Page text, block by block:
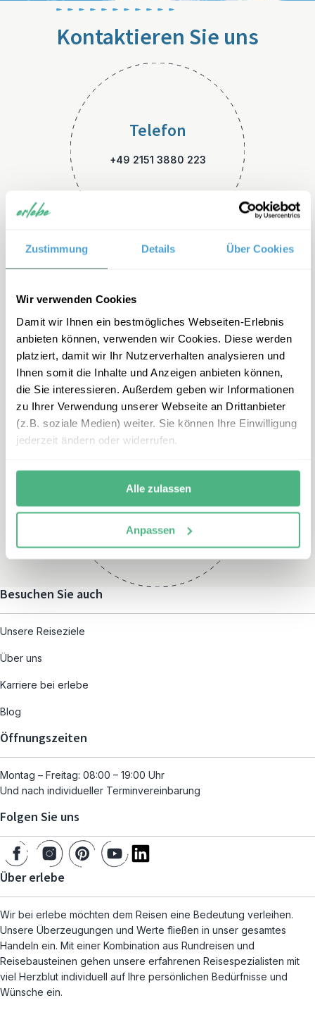
Zustimmung Details Über Cookies
Wir verwenden Cookies
Damit wir Ihnen ein bestmögliches Webseiten-Erlebnis
anbieten können, verwenden wir Cookies. Diese werden
platziert, damit wir Ihr Nutzerverhalten analysieren und
Ihnen somit die Inhalte und Anzeigen anbieten können,
die Sie interessieren. Außerdem geben wir Informationen
zu Ihrer Verwendung unserer Webseite an Drittanbieter
(z.B. soziale Medien) weiter. Sie können Ihre Einwilligung
jederzeit ändern oder widerrufen.
Alle zulassen
Anpassen
Kontaktieren Sie uns
Telefon
+49 2151 3880 223
E-Mail
usa-familienreisen@erlebe.d
e
Montag – Freitag:
und nach individueller
Terminvereinbarung
Besuchen Sie auch
Unsere Reiseziele
Über uns
Karriere bei erlebe
Blog
Öffnungszeiten
Montag – Freitag: 08:00 – 19:00 Uhr
Und nach individueller Terminvereinbarung
Folgen Sie uns
Über erlebe
Wir bei erlebe möchten dem Reisen eine Bedeutung verleihen.
Unsere Überzeugungen und Werte fließen in unser gesamtes
Handeln ein. Mit einer Kombination aus Rundreisen und
Reisebausteinen gehen unsere erfahrenen Reisespezialisten mit
viel Herzblut individuell auf Ihre persönlichen Bedürfnisse und
Wünsche ein.